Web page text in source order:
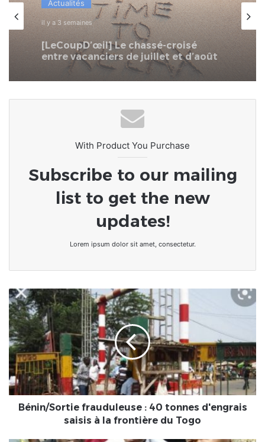
Actualités
il y a 4 semaines
SPID : L’écosystème numérique
togolais à portée de main
With Product You Purchase
Subscribe to our mailing
list to get the new
updates!
Lorem ipsum dolor sit amet, consectetur.
Bénin/Sortie
frauduleuse
:
40
tonnes
d'engrais
saisis
à
la
frontière
Bénin/Sortie frauduleuse : 40 tonnes d'engrais
saisis à la frontière du Togo